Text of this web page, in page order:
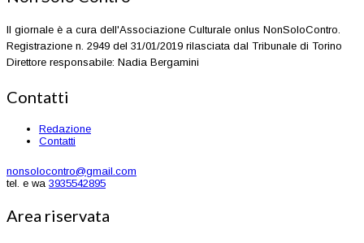
Il giornale è a cura dell'Associazione Culturale onlus NonSoloContro.
Registrazione n. 2949 del 31/01/2019 rilasciata dal Tribunale di Torino
Direttore responsabile: Nadia Bergamini
Contatti
Redazione
Contatti
nonsolocontro@gmail.com
tel. e wa 3935542895
Area riservata